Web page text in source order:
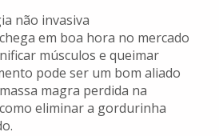
não invasiva
em boa hora no mercado
músculos e queimar
pode ser um bom aliado
magra perdida na
eliminar a gordurinha